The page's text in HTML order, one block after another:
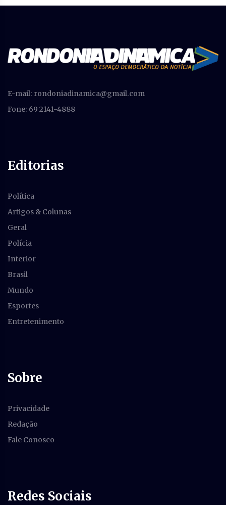
E-mail: rondoniadinamica@gmail.com
Fone: 69 2141-4888
Editorias
Política
Artigos & Colunas
Geral
Polícia
Interior
Brasil
Mundo
Esportes
Entretenimento
Sobre
Privacidade
Redação
Fale Conosco
Redes Sociais